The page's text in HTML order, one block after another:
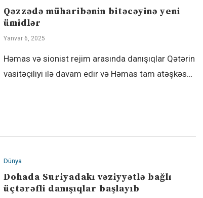
Qəzzədə müharibənin bitəcəyinə yeni
ümidlər
Yanvar 6, 2025
Həmas və sionist rejim arasında danışıqlar Qətərin
vasitəçiliyi ilə davam edir və Həmas tam atəşkəs…
Dünya
Dohada Suriyadakı vəziyyətlə bağlı
üçtərəfli danışıqlar başlayıb